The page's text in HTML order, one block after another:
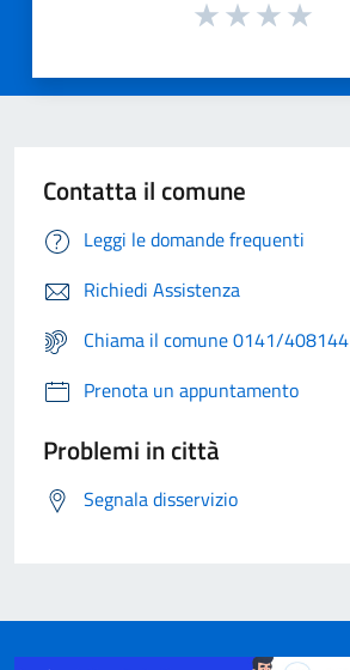
Contatta il comune
Leggi le domande frequenti
Richiedi Assistenza
Chiama il comune 0141/408144
Prenota un appuntamento
Problemi in città
Segnala disservizio